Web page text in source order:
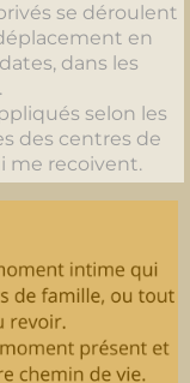
se déroulent
en
dans les
selon les
des centres de
me recoivent.